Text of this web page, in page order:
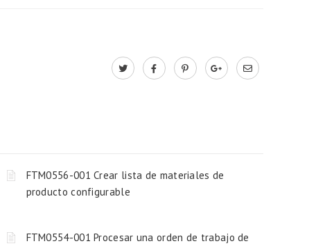
FTM0556-001 Crear lista de materiales de
producto configurable
FTM0554-001 Procesar una orden de trabajo de